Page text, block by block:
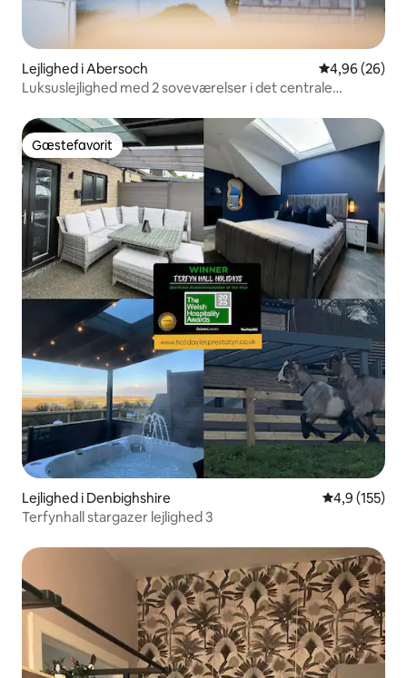
Lejlighed i Abersoch 4,96 ud af 5 i
4,96 (26)
Luksuslejlighed med 2 soveværelser i det centrale
Gæstefavorit
Gæstefavorit
Lejlighed i Denbighshire 4,9 ud af 5 i
4,9 (155)
Terfynhall stargazer lejlighed 3